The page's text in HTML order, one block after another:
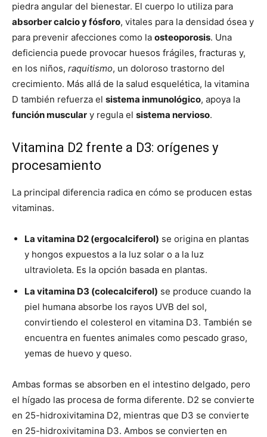
piedra angular del bienestar. El cuerpo lo utiliza para
absorber calcio y fósforo, vitales para la densidad ósea y
para prevenir afecciones como la osteoporosis. Una
deficiencia puede provocar huesos frágiles, fracturas y,
en los niños, raquitismo, un doloroso trastorno del
crecimiento. Más allá de la salud esquelética, la vitamina
D también refuerza el sistema inmunológico, apoya la
función muscular y regula el sistema nervioso.
Vitamina D2 frente a D3: orígenes y
procesamiento
La principal diferencia radica en cómo se producen estas
vitaminas.
La vitamina D2 (ergocalciferol) se origina en plantas
y hongos expuestos a la luz solar o a la luz
ultravioleta. Es la opción basada en plantas.
La vitamina D3 (colecalciferol) se produce cuando la
piel humana absorbe los rayos UVB del sol,
convirtiendo el colesterol en vitamina D3. También se
encuentra en fuentes animales como pescado graso,
yemas de huevo y queso.
Ambas formas se absorben en el intestino delgado, pero
el hígado las procesa de forma diferente. D2 se convierte
en 25-hidroxivitamina D2, mientras que D3 se convierte
en 25-hidroxivitamina D3. Ambos se convierten en